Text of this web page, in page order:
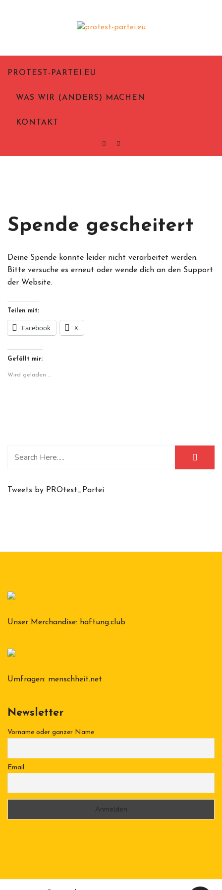
PROTEST-PARTEI.EU
WAS WIR (ANDERS) MACHEN
KONTAKT
Spende gescheitert
Deine Spende konnte leider nicht verarbeitet werden.
Bitte versuche es erneut oder wende dich an den Support
der Website.
Teilen mit:
Facebook X
Gefällt mir:
Wird geladen …
Tweets by PROtest_Partei
Unser Merchandise: haftung.club
Umfragen: menschheit.net
Newsletter
Vorname oder ganzer Name
Email